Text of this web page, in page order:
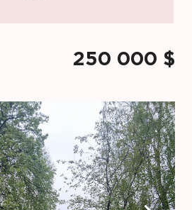
250 000 $